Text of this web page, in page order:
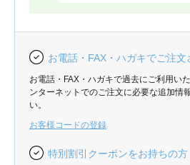
お電話・FAX・ハガキでご注
お電話・FAX・ハガキで過去にご利用い
ンターネットでのご注文に必要な追加情
い。
お客様コードの登録
特別割引クーポンをお持ちの方